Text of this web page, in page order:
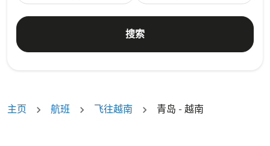
搜索
主页 航班 飞往越南 青岛 - 越南